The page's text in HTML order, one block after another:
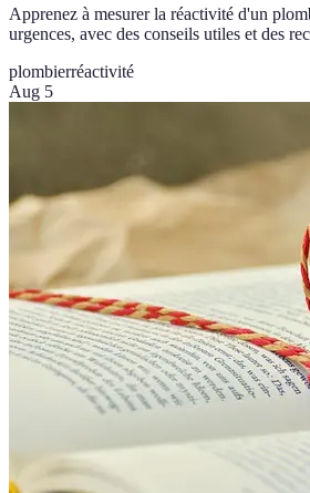
Apprenez à mesurer la réactivité d'un
urgences, avec des conseils utiles et des
plombierréactivité
Aug 5